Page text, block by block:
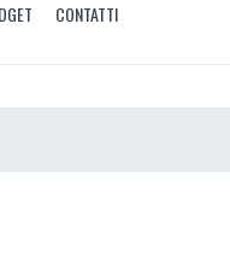
CONTATTI